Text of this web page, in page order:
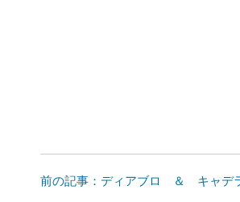
前の記事：ディアブロ ＆ キャデ